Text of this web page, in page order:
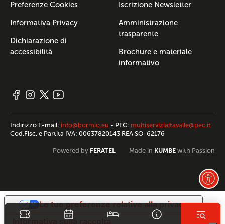
Preferenze Cookies
Informativa Privacy
Dichiarazione di
accessibilità
Iscrizione Newsletter
Amministrazione
trasparente
Brochure e materiale
informativo
Indirizzo E-mail: info@bormio.eu - PEC: multiservizialtavalle@pec.it
Cod.Fisc. e Partita IVA: 00637820143 REA SO-62176
Powered by FERATEL Made in KUMBE with Passion
Informativa sulla raccolta
Le tue preferenze relative alla privacy